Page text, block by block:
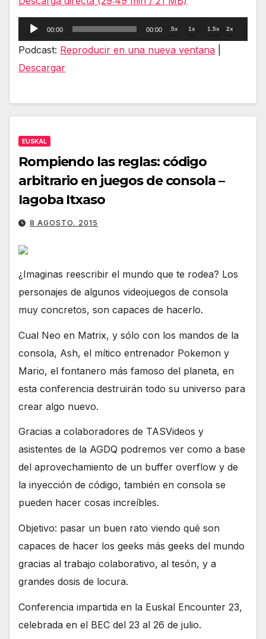
Reproductor
de
00:00 00:00 .5x 1x 1.5x 2x
Podcast: Reproducir en una nueva ventana
Descargar
EUSKAL
Rompiendo las reglas: código
arbitrario en juegos de consola –
Iagoba Itxaso
8 AGOSTO, 2015
¿Imaginas reescribir el mundo que te rodea? Los
personajes de algunos videojuegos de consola
muy concretos, son capaces de hacerlo.
Cual Neo en Matrix, y sólo con los mandos de la
consola, Ash, el mítico entrenador Pokemon y
Mario, el fontanero más famoso del planeta, en
esta conferencia destruirán todo su universo para
crear algo nuevo.
Gracias a colaboradores de TASVideos y
asistentes de la AGDQ podremos ver como a base
del aprovechamiento de un buffer overflow y de
la inyección de código, también en consola se
pueden hacer cosas increíbles.
Objetivo: pasar un buen rato viendo qué son
capaces de hacer los geeks más geeks del mundo
gracias al trabajo colaborativo, al tesón, y a
grandes dosis de locura.
Conferencia impartida en la Euskal Encounter 23,
celebrada en el BEC del 23 al 26 de julio.